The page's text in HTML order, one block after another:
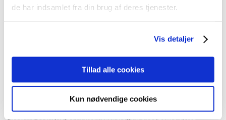
de har indsamlet fra din brug af deres tjenester.
Vis detaljer
Tillad alle cookies
Kun nødvendige cookies
Opslag og ansøgning af introduktionsstillinger og
www.sundhedsjobs.dk
mens selve ansøgningen til introduktions- og
hoveduddannelsesstillinger foregår i
stillingsopslag, ansøgninger og ansættelsessamtaler rettes til
den videreuddannelsesregion, hvor man ønsker at søge en
introduktionsstilling eller et hoveduddannelsesforløb.